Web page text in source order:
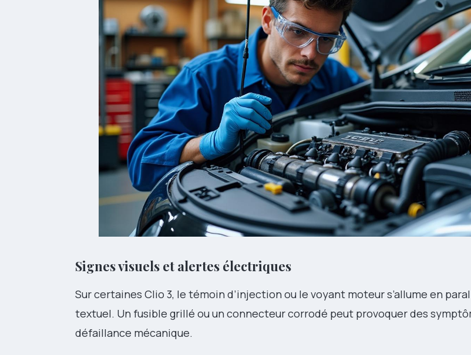
Signes visuels et alertes électriques
Sur certaines Clio 3, le témoin d’injection ou le voyant moteur s’allume en
textuel. Un fusible grillé ou un connecteur corrodé peut provoquer des
défaillance mécanique.